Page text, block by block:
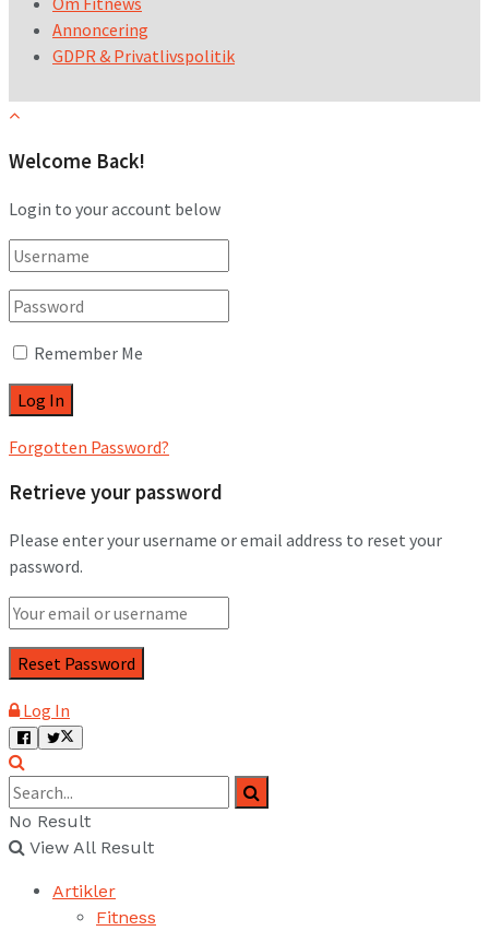
Annoncering
GDPR & Privatlivspolitik
Welcome Back!
Login to your account below
Remember Me
Forgotten Password?
Retrieve your password
Please enter your username or email address to reset your
password.
Log In
No Result
View All Result
Artikler
Fitness